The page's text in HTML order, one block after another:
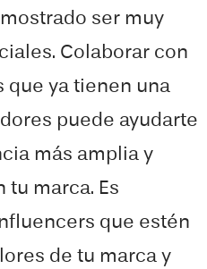
ser muy
Colaborar con
que ya tienen una
puede ayudarte
más amplia y
tu marca. Es
que estén
de tu marca y